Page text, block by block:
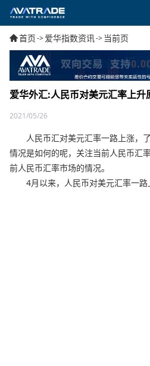
首页->爱华指数资讯-> 当前页
爱华外汇:人民币对美元汇率上升
2021/05/26
人民币汇对美元汇率一路上涨，
情况是如何的呢，关注当前人民币汇
前人民币汇率市场的情况。
4月以来，人民币对美元汇率一路